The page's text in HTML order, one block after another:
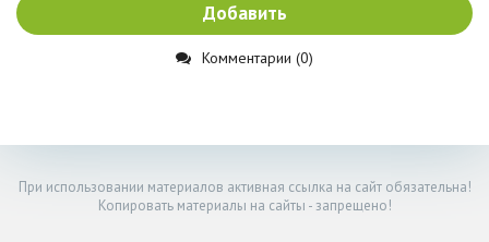
Добавить
Комментарии (0)
При использовании материалов активная ссылка на сайт обязательна!
Копировать материалы на сайты - запрещено!